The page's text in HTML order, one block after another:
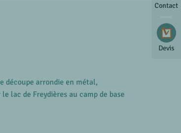
Contact
Devis
découpe arrondie en métal,
lac de Freydières au camp de base